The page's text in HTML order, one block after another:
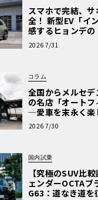
スマホで完結、
全！ 新型EV「イ
感するヒョンデ
【第1回・ヒョン
Why? Hyundai?】
2026 7/31
コラム
全国からメルセデ
の名店「オート
─愛車を末永く楽
術と、プロがフッ
を選ぶ理由〈PR〉
2026 7/30
国内試乗
【究極のSUV比
ェンダーOCTAブ
G63：道なき道を